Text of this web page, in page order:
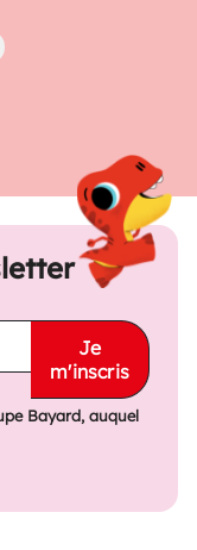
Je
m'inscris
Bayard, auquel